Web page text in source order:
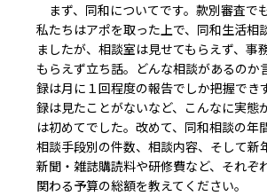
まず、同和についてです。款別審査で
私たちはアポを取った上で、同和生活相
ましたが、相談室は見せてもらえず、事
もらえず立ち話。どんな相談があるのか
録は月に１回程度の報告でしか把握でき
録は見たことがないなど、こんなに実態
は初めてでした。改めて、同和相談の年
相談手段別の件数、相談内容、そして新
新聞・雑誌購読料や研修費など、それぞ
関わる予算の総額を教えてください。